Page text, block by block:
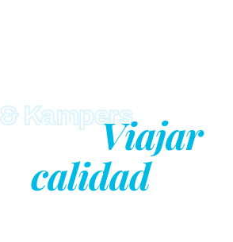
Kampers
deViajar
calidad